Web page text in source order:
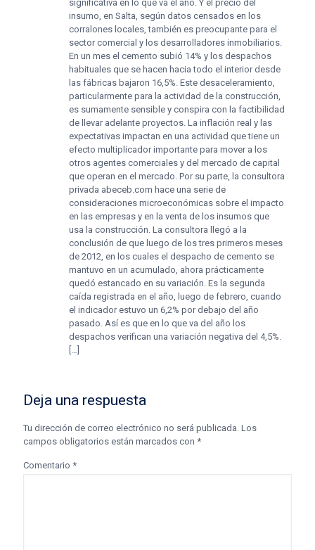
significativa en lo que va el año. Y el precio del
insumo, en Salta, según datos censados en los
corralones locales, también es preocupante para el
sector comercial y los desarrolladores inmobiliarios.
En un mes el cemento subió 14% y los despachos
habituales que se hacen hacia todo el interior desde
las fábricas bajaron 16,5%. Este desaceleramiento,
particularmente para la actividad de la construcción,
es sumamente sensible y conspira con la factibilidad
de llevar adelante proyectos. La inflación real y las
expectativas impactan en una actividad que tiene un
efecto multiplicador importante para mover a los
otros agentes comerciales y del mercado de capital
que operan en el mercado. Por su parte, la consultora
privada abeceb.com hace una serie de
consideraciones microeconómicas sobre el impacto
en las empresas y en la venta de los insumos que
usa la construcción. La consultora llegó a la
conclusión de que luego de los tres primeros meses
de 2012, en los cuales el despacho de cemento se
mantuvo en un acumulado, ahora prácticamente
quedó estancado en su variación. Es la segunda
caída registrada en el año, luego de febrero, cuando
el indicador estuvo un 6,2% por debajo del año
pasado. Así es que en lo que va del año los
despachos verifican una variación negativa del 4,5%.
[…]
Deja una respuesta
Tu dirección de correo electrónico no será publicada. Los
campos obligatorios están marcados con *
Comentario *